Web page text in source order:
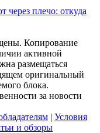
через плечо: откуда
Копирование
активной
размещаться
оригинальный
блока.
за новости
| Условия
и обзоры